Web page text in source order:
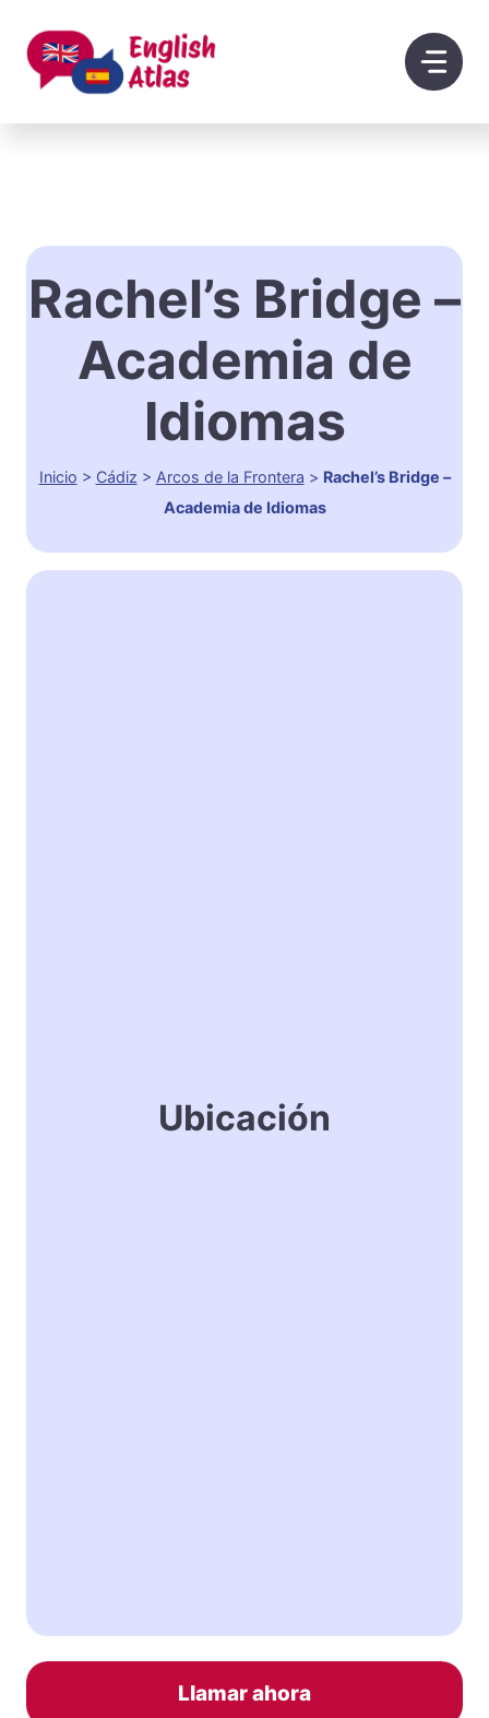
contenido
Rachel’s Bridge –
Academia de
Idiomas
Inicio > Cádiz > Arcos de la Frontera > Rachel’s Bridge –
Academia de Idiomas
Ubicación
Llamar ahora